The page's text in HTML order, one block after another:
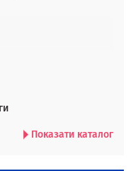
Показати каталог